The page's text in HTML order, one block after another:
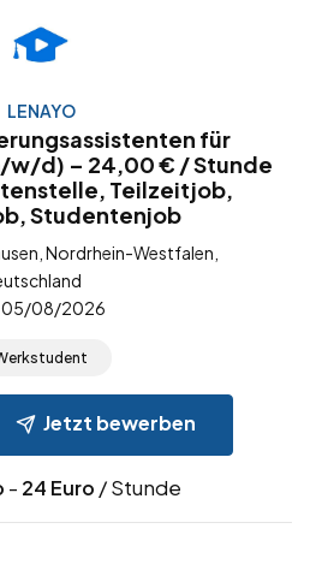
LENAYO
für
w/d) – 24,00 € / Stunde
Teilzeitjob,
Studentenjob
Nordrhein-Westfalen,
05/08/2026
Jetzt bewerben
- 24 Euro / Stunde